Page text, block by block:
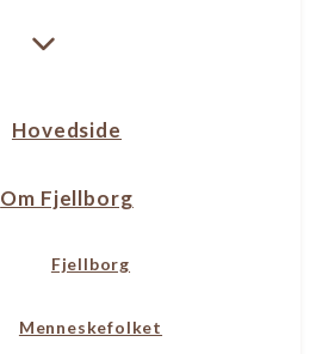
Hovedside
Om Fjellborg
Fjellborg
Menneskefolket